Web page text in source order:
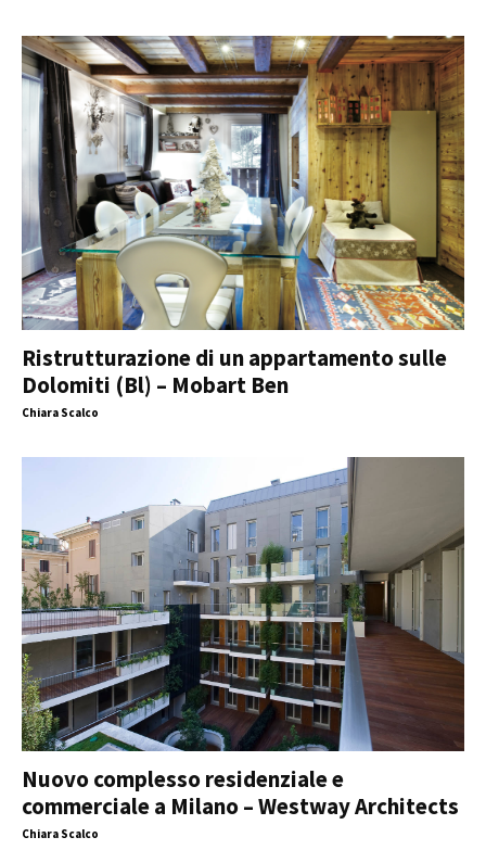
Ristrutturazione di un appartamento sulle
Dolomiti (Bl) – Mobart Ben
Chiara Scalco
Nuovo complesso residenziale e
commerciale a Milano – Westway Architects
Chiara Scalco